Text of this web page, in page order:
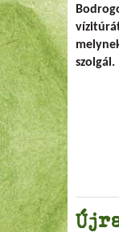
szolgál.